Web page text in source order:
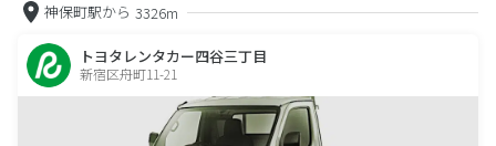
神保町駅から 3326m
トヨタレンタカー四谷三丁目
新宿区舟町11-21